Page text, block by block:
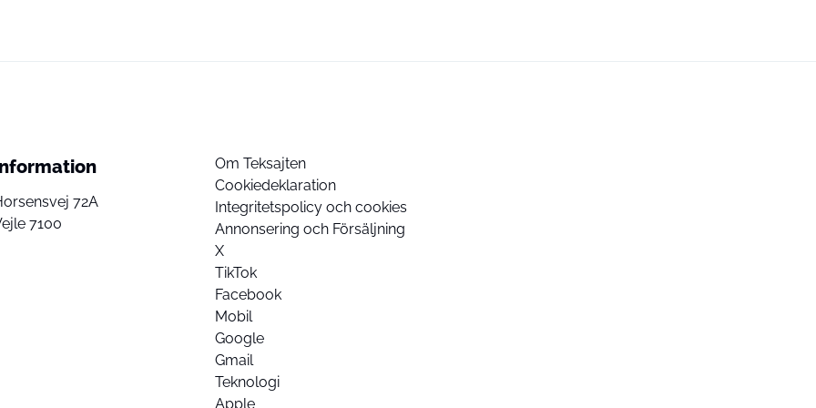
72A
7100
Om Teksajten
Cookiedeklaration
Integritetspolicy och cookies
Annonsering och Försäljning
X
TikTok
Facebook
Mobil
Google
Gmail
Teknologi
Apple